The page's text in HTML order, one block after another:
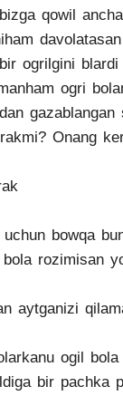
qowil
davolatasan
ogrilgini
ogri
gazablangan
Onang
uchun bowqa
bola rozimisan
aytganizi
ogil bola
bir pachka